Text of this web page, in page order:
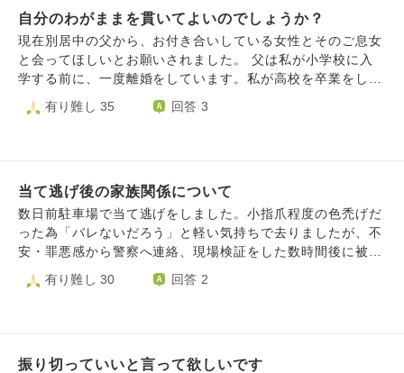
「うんうん」と共感したり（もしかしたらこれが良くなかっ
たのかも知れません。）自分も祖父の自分勝手な所を見てき
たので同じ様に不満を言ってきました。 しかしながら…そ
の悪口が日々の会話の始まりの様になり日常のまともな会話
形なのでしょうか…。 正直もう付き合いきれず父と喋るこ
自分のわがままを貫いてよいのでしょうか？
現在別居中の父から、お付き合いしている女性とそのご息女
と会ってほしいとお願いされました。 父は私が小学校に入
学する前に、一度離婚をしています。私が高校を卒業をした
ときには、その時点で10年近くお付き合いしていた女性と再
婚しましたが、数年後に病死しています。その義母が亡くな
ため、父と一緒に父の知り合いと会うことに、強烈な恥ずか
しさと、みっともなさでいつも居心地が悪いのです。 ま
た、再婚した女性とお付き合いしている間に、再婚女性含め
た親族との付き合いの中で、子供の頃から精神的苦痛を味わ
も嫌悪感を抱いています。 こういってはなんですが、再婚
関係を結ぼうとしています。 父の人生ですから、生き方に
有り難し 35 回答 3
当て逃げ後の家族関係について
数日前駐車場で当て逃げをしました。小指爪程度の色禿げだ
った為「バレないだろう」と軽い気持ちで去りましたが、不
安・罪悪感から警察へ連絡、現場検証をした数時間後に被害
者の方から電話がありました。「相手の大事な物に傷の大小
は関係ないのに自分の物差しで判断して立ち去った、自分の
卑怯な自分の姿がショックで、ふとした時に涙が出てくる状
有り難し 30 回答 2
振り切っていいと言って欲しいです